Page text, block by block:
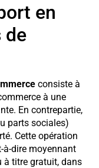
en
de
consiste à
à une
En contrepartie,
parts sociales)
Cette opération
à-dire moyennant
à titre gratuit, dans